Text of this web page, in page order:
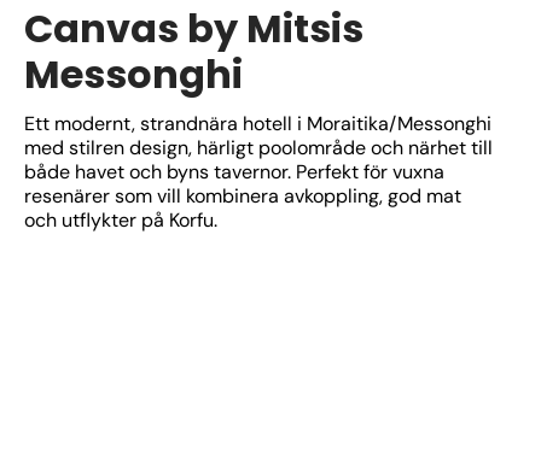
Canvas by Mitsis
Messonghi
Ett modernt, strandnära hotell i Moraitika/Messonghi
med stilren design, härligt poolområde och närhet till
både havet och byns tavernor. Perfekt för vuxna
resenärer som vill kombinera avkoppling, god mat
och utflykter på Korfu.